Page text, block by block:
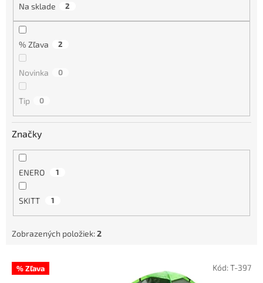
Na sklade 2
% Zľava 2
Novinka 0
Tip 0
Značky
ENERO 1
SKITT 1
Zobrazených položiek:2
V % Zľava Kód:T-397